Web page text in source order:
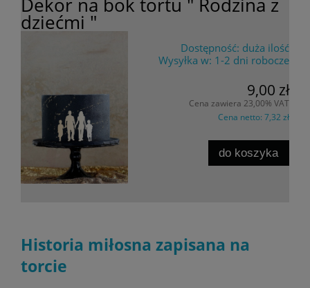
Dekor na bok tortu " Rodzina z
dziećmi "
Dostępność: duża ilość
Wysyłka w: 1-2 dni robocze
9,00 zł
Cena zawiera 23,00% VAT
Cena netto: 7,32 zł
do koszyka
Historia miłosna zapisana na
torcie